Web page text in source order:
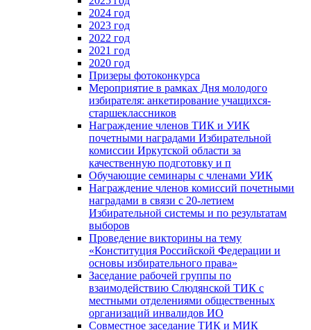
2024 год
2023 год
2022 год
2021 год
2020 год
Призеры фотоконкурса
Мероприятие в рамках Дня молодого
избирателя: анкетирование учащихся-
старшеклассников
Награждение членов ТИК и УИК
почетными наградами Избирательной
комиссии Иркутской области за
качественную подготовку и п
Обучающие семинары с членами УИК
Награждение членов комиссий почетными
наградами в связи с 20-летием
Избирательной системы и по результатам
выборов
Проведение викторины на тему
«Конституция Российской Федерации и
основы избирательного права»
Заседание рабочей группы по
взаимодействию Слюдянской ТИК с
местными отделениями общественных
организаций инвалидов ИО
Совместное заседание ТИК и МИК